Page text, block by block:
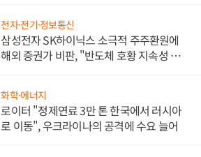
전자·전기·정보통신
삼성전자 SK하이닉스 소극적 주주환원에
해외 증권가 비판, "반도체 호황 지속성 의
화학·에너지
로이터 "정제연료 3만 톤 한국에서 러시아
로 이동", 우크라이나의 공격에 수요 늘어